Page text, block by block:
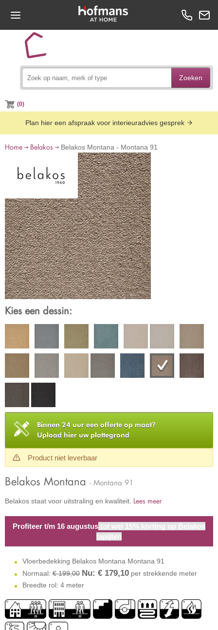
Zoeken
(0)
Plan hier een afspraak voor interieuradvies gesprek
Home Belakos Belakos Montana - Montana 91
Kies een dessin:
Binnen 24 uur een offerte op maat?
Upload hier uw plattegrond
Product niet leverbaar
Belakos Montana - Montana 91
Belakos staat voor uitstraling en kwaliteit. Lees meer
Profiteer t/m 16 augustus tot wel 15% korting op Belakos
tapijten
Vloerbedekking Belakos Montana Montana 91
Normaal: € 199,00 Nu: € 179,10 per strekkende meter
Breedte rol: 4 meter